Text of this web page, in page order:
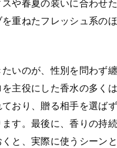
や春夏の装いに合わせ
重ねたフレッシュ系の
いのが、性別を問わず
主役にした香水の多く
おり、贈る相手を選ば
ます。最後に、香りの持
くと、実際に使うシーン